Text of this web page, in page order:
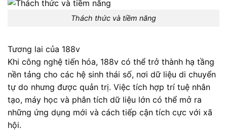
Thách thức và tiềm năng
Tương lai của 188v
Khi công nghệ tiến hóa, 188v có thể trở thành hạ tầng
nền tảng cho các hệ sinh thái số, nơi dữ liệu di chuyển
tự do nhưng được quản trị. Việc tích hợp trí tuệ nhân
tạo, máy học và phân tích dữ liệu lớn có thể mở ra
những ứng dụng mới và cách tiếp cận tích cực với xã
hội.